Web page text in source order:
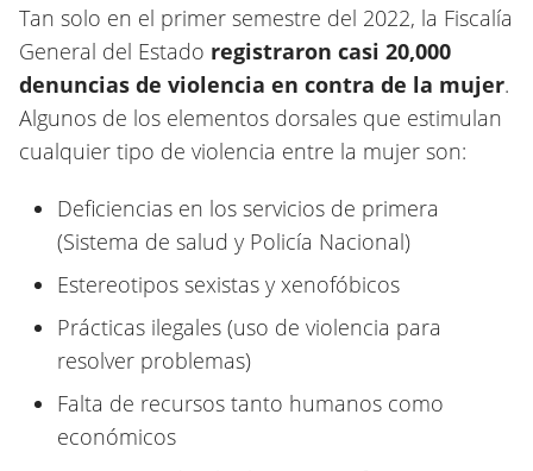
Tan solo en el primer semestre del 2022, la Fiscalía
General del Estado registraron casi 20,000
denuncias de violencia en contra de la mujer.
Algunos de los elementos dorsales que estimulan
cualquier tipo de violencia entre la mujer son:
Deficiencias en los servicios de primera
(Sistema de salud y Policía Nacional)
Estereotipos sexistas y xenofóbicos
Prácticas ilegales (uso de violencia para
resolver problemas)
Falta de recursos tanto humanos como
económicos